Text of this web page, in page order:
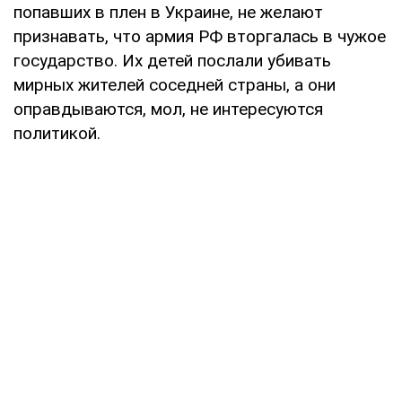
попавших в плен в Украине, не желают
признавать, что армия РФ вторгалась в чужое
государство. Их детей послали убивать
мирных жителей соседней страны, а они
оправдываются, мол, не интересуются
политикой.